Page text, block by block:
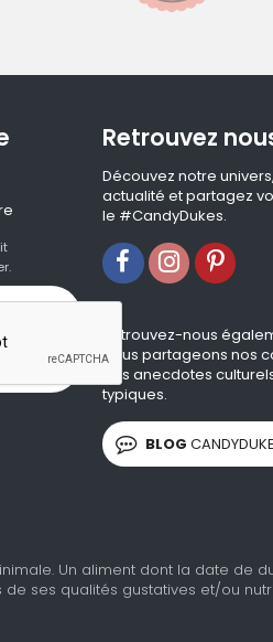
Retrouvez
Découvez notre
actualité et partagez
le #CandyDukes.
Retrouvez-nous
Nous partageons nos
des anecdotes
typiques.
BLOG
Un aliment dont la date de
ses qualités gustatives et/ou